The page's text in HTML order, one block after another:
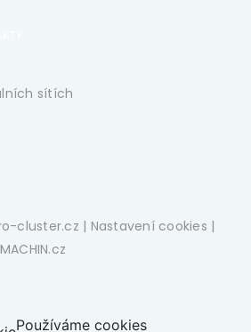
sítích
cluster.cz | Nastavení cookies |
MACHIN.cz
Používáme cookies